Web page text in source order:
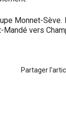
Monnet-
vers
Partager